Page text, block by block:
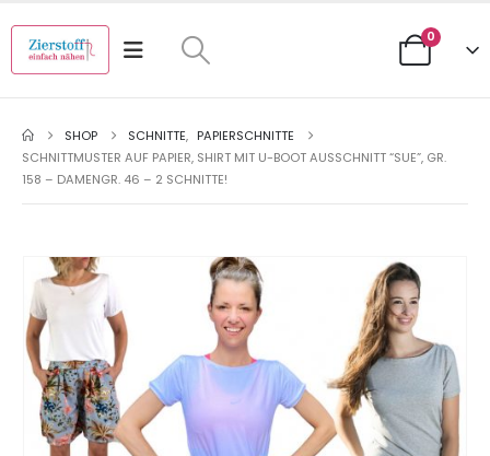
0
SHOP SCHNITTE, PAPIERSCHNITTE
SCHNITTMUSTER AUF PAPIER, SHIRT MIT U-BOOT AUSSCHNITT “SUE”, GR.
158 – DAMENGR. 46 – 2 SCHNITTE!